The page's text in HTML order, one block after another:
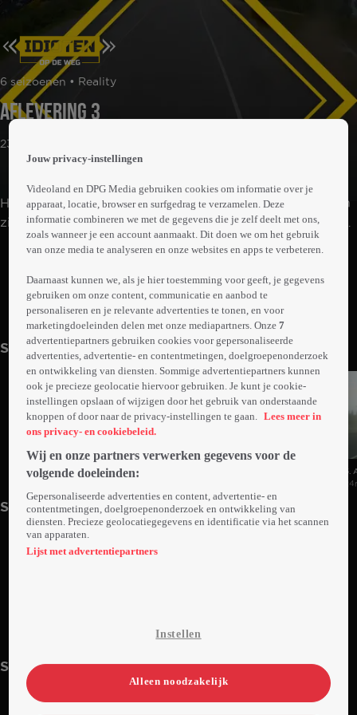
page
6 seizoenen • Reality
Aflevering 3
23min
Het gaat regelmatig helemaal mis, doordat niet iedereen
zich aan de verkeersregels houdt. We krijgen de meest
bizarre en gevaarlijke situaties op de weg te zien.
Automobilisten leggen met hun eigen camera's de
domste acties vast die ooit op de weg zijn vertoond.
Abonneren op Videoland
Meer
Seizoen 1
3. Aflevering 3
5.
Seizoen 3
21. Aflevering 21
Seizoen 4
Jouw privacy-instellingen
Videoland en DPG Media gebruiken cookies om informatie over je
apparaat, locatie, browser en surfgedrag te verzamelen. Deze
informatie combineren we met de gegevens die je zelf deelt met ons,
zoals wanneer je een account aanmaakt. Dit doen we om het gebruik
van onze media te analyseren en onze websites en apps te verbeteren.
Daarnaast kunnen we, als je hier toestemming voor geeft, je gegevens
gebruiken om onze content, communicatie en aanbod te
personaliseren en je relevante advertenties te tonen, en voor
marketingdoeleinden delen met onze mediapartners. Onze7
advertentiepartners gebruiken cookies voor gepersonaliseerde
advertenties, advertentie- en contentmetingen, doelgroepenonderzoek
en ontwikkeling van diensten. Sommige advertentiepartners kunnen
ook je precieze geolocatie hiervoor gebruiken. Je kunt je cookie-
instellingen opslaan of wijzigen door het gebruik van onderstaande
knoppen of door naar de privacy-instellingen te gaan. Lees meer in
ons privacy- en cookiebeleid.
Wij en onze partners verwerken gegevens voor de
volgende doeleinden:
Gepersonaliseerde advertenties en content, advertentie- en
contentmetingen, doelgroepenonderzoek en ontwikkeling van
diensten. Precieze geolocatiegegevens en identificatie via het scannen
van apparaten.
Lijst met advertentiepartners
Instellen
Alleen noodzakelijk